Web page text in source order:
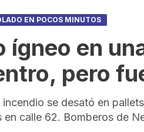
EN POCOS MINUTOS
ígneo en
pero
incendio se desató en
en calle 62. Bomberos de